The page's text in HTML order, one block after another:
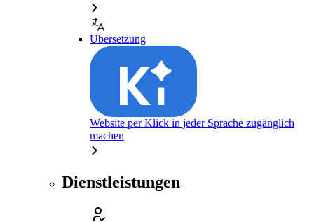
Übersetzung
Website per Klick in jeder Sprache zugänglich
machen
Dienstleistungen